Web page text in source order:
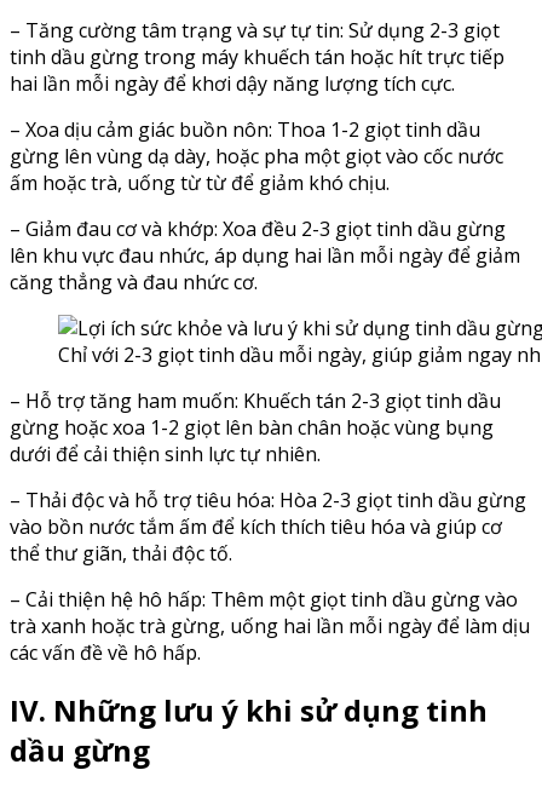
– Tăng cường tâm trạng và sự tự tin: Sử dụng 2-3 giọt
tinh dầu gừng trong máy khuếch tán hoặc hít trực tiếp
hai lần mỗi ngày để khơi dậy năng lượng tích cực.
– Xoa dịu cảm giác buồn nôn: Thoa 1-2 giọt tinh dầu
gừng lên vùng dạ dày, hoặc pha một giọt vào cốc nước
ấm hoặc trà, uống từ từ để giảm khó chịu.
– Giảm đau cơ và khớp: Xoa đều 2-3 giọt tinh dầu gừng
lên khu vực đau nhức, áp dụng hai lần mỗi ngày để giảm
căng thẳng và đau nhức cơ.
Chỉ với 2-3 giọt tinh dầu mỗi ngày, giúp giảm ngay
– Hỗ trợ tăng ham muốn: Khuếch tán 2-3 giọt tinh dầu
gừng hoặc xoa 1-2 giọt lên bàn chân hoặc vùng bụng
dưới để cải thiện sinh lực tự nhiên.
– Thải độc và hỗ trợ tiêu hóa: Hòa 2-3 giọt tinh dầu gừng
vào bồn nước tắm ấm để kích thích tiêu hóa và giúp cơ
thể thư giãn, thải độc tố.
– Cải thiện hệ hô hấp: Thêm một giọt tinh dầu gừng vào
trà xanh hoặc trà gừng, uống hai lần mỗi ngày để làm dịu
các vấn đề về hô hấp.
IV. Những lưu ý khi sử dụng tinh
dầu gừng